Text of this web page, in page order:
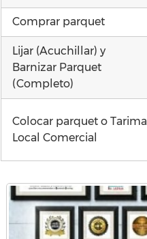
Comprar parquet
Lijar (Acuchillar) y
Barnizar Parquet
(Completo)
Colocar parquet o Tarima
Local Comercial